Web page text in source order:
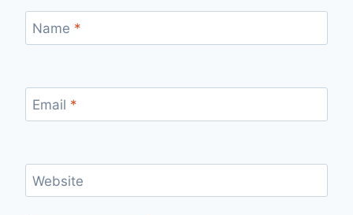
Name *
Email *
Website